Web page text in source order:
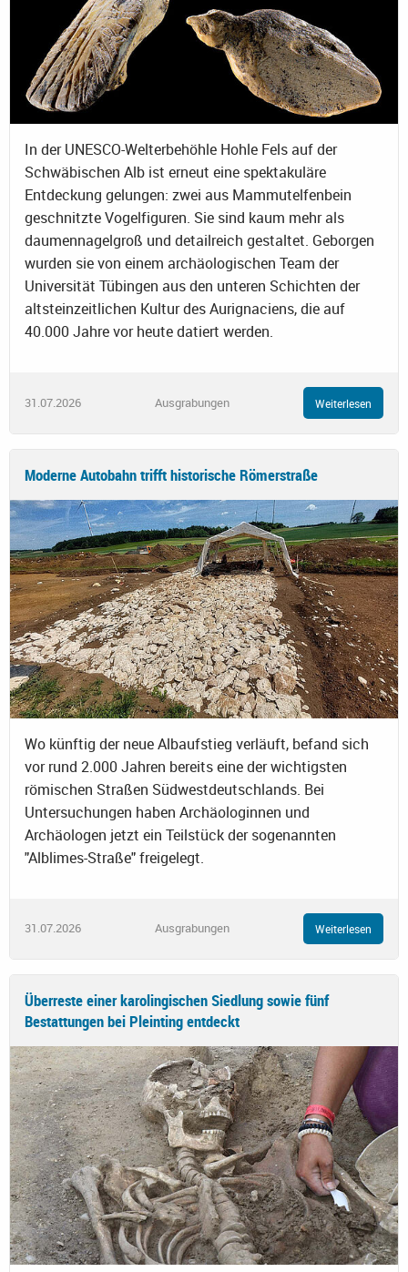
In der UNESCO-Welterbehöhle Hohle Fels auf der
Schwäbischen Alb ist erneut eine spektakuläre
Entdeckung gelungen: zwei aus Mammutelfenbein
geschnitzte Vogelfiguren. Sie sind kaum mehr als
daumennagelgroß und detailreich gestaltet. Geborgen
wurden sie von einem archäologischen Team der
Universität Tübingen aus den unteren Schichten der
altsteinzeitlichen Kultur des Aurignaciens, die auf
40.000 Jahre vor heute datiert werden.
31.07.2026 Ausgrabungen Weiterlesen
Moderne Autobahn trifft historische Römerstraße
Wo künftig der neue Albaufstieg verläuft, befand sich
vor rund 2.000 Jahren bereits eine der wichtigsten
römischen Straßen Südwestdeutschlands. Bei
Untersuchungen haben Archäologinnen und
Archäologen jetzt ein Teilstück der sogenannten
"Alblimes-Straße" freigelegt.
31.07.2026 Ausgrabungen Weiterlesen
Überreste einer karolingischen Siedlung sowie fünf
Bestattungen bei Pleinting entdeckt